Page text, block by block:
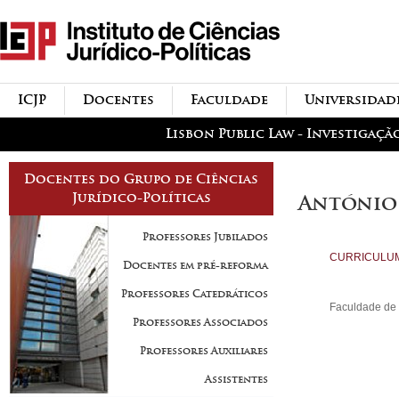
principal
icjp
menu-institucional Faculdade
Docentes
ICJP
Lisbon Public Law -
Docentes do Grupo de Ciências
Jurídico-Políticas
Professores Jubilados
Docentes em pré-reforma
Professores Catedráticos
Professores Associados
Professores Auxiliares
Assistentes
António
Faculdade